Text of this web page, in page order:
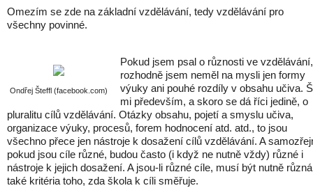
Omezím se zde na základní vzdělávání, tedy vzdělávání pro
všechny povinné.
Ondřej Šteffl (facebook.com)
Pokud jsem psal o různosti ve vzdělávání,
rozhodně jsem neměl na mysli jen formy
výuky ani pouhé rozdíly v obsahu učiva.
mi především, a skoro se dá říci jedině, o
pluralitu cílů vzdělávání. Otázky obsahu, pojetí a smyslu učiva,
organizace výuky, procesů, forem hodnocení atd. atd., to jsou
všechno přece jen nástroje k dosažení cílů vzdělávání. A
pokud jsou cíle různé, budou často (i když ne nutně vždy) různé i
nástroje k jejich dosažení. A jsou-li různé cíle, musí být nutně různá
také kritéria toho, zda škola k cíli směřuje.